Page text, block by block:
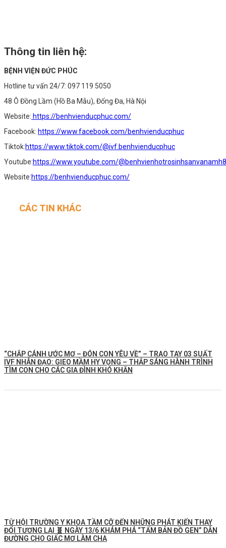
Thông tin liên hệ:
BỆNH VIỆN ĐỨC PHÚC
Hotline tư vấn 24/7: 097 119 5050
48 Ô Đồng Lầm (Hồ Ba Mẫu), Đống Đa, Hà Nội
Website: https://benhvienducphuc.com/
Facebook: https://www.facebook.com/benhvienducphuc
Tiktok:https://www.tiktok.com/@ivf.benhvienducphuc
Youtube:https://www.youtube.com/
Website:https://benhvienducphuc.com/
CÁC TIN KHÁC
“CHẮP CÁNH ƯỚC MƠ – ĐÓN CON YÊU VỀ” – TRAO TAY 03 SUẤT
IVF NHÂN ĐẠO: GIEO MẦM HY VỌNG – THẮP SÁNG HÀNH TRÌNH
TÌM CON CHO CÁC GIA ĐÌNH KHÓ KHĂN
TỪ HỘI TRƯỜNG Y KHOA TẦM CỠ ĐẾN NHỮNG PHÁT KIẾN THAY
ĐỔI TƯƠNG LAI 🧬 NGÀY 13/6 KHÁM PHÁ “TẤM BẢN ĐỒ GEN” DẪN
ĐƯỜNG CHO GIẤC MƠ LÀM CHA